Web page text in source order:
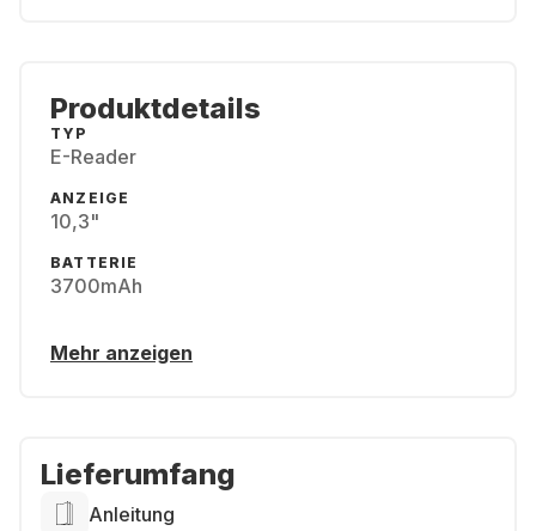
Produktdetails
TYP
E-Reader
ANZEIGE
10,3"
BATTERIE
3700mAh
Mehr anzeigen
Lieferumfang
Anleitung